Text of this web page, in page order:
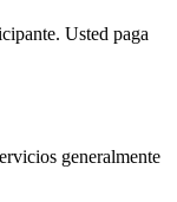
Usted paga
generalmente